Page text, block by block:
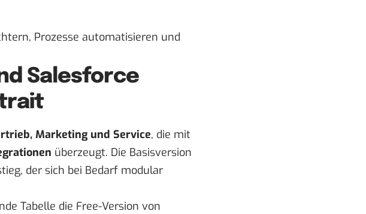
Prozesse automatisieren und
Salesforce
Marketing und Service, die mit
überzeugt. Die Basisversion
der sich bei Bedarf modular
Tabelle die Free-Version von